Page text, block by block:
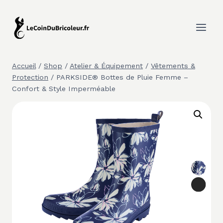
contenu
Accueil / Shop / Atelier & Équipement / Vêtements &
Protection / PARKSIDE® Bottes de Pluie Femme –
Confort & Style Imperméable